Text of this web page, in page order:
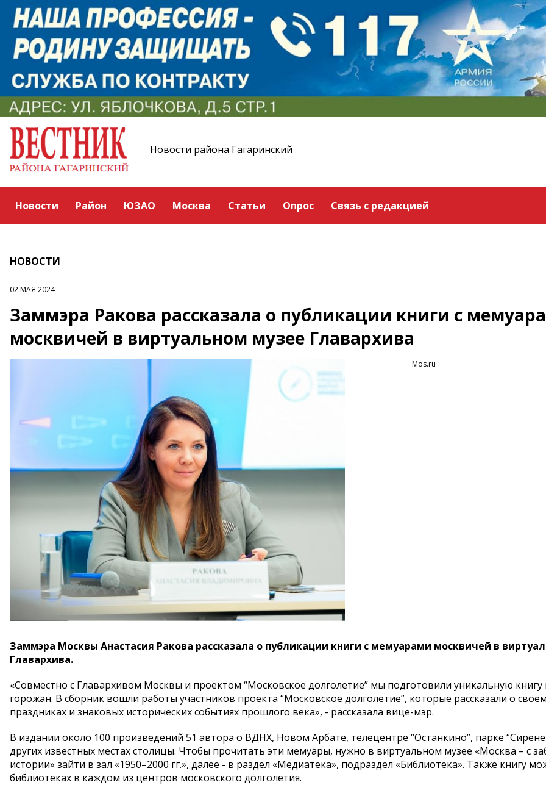
Новости района Гагаринский
Новости Район ЮЗАО Москва Статьи Опрос Связь с редакцией
НОВОСТИ
02 МАЯ 2024
Заммэра Ракова рассказала о публикации книги с
москвичей в виртуальном музее Главархива
Mos.ru
Заммэра Москвы Анастасия Ракова рассказала о публикации книги с мемуарами москвичей в
Главархива.
«Совместно с Главархивом Москвы и проектом “Московское долголетие” мы подготовили уникальную
горожан. В сборник вошли работы участников проекта “Московское долголетие”, которые рассказали о
праздниках и знаковых исторических событиях прошлого века», - рассказала вице-мэр.
В издании около 100 произведений 51 автора о ВДНХ, Новом Арбате, телецентре “Останкино”, парке
других известных местах столицы. Чтобы прочитать эти мемуары, нужно в виртуальном музее «Москва – с
истории» зайти в зал «1950–2000 гг.», далее - в раздел «Медиатека», подраздел «Библиотека». Также книгу
библиотеках в каждом из центров московского долголетия.